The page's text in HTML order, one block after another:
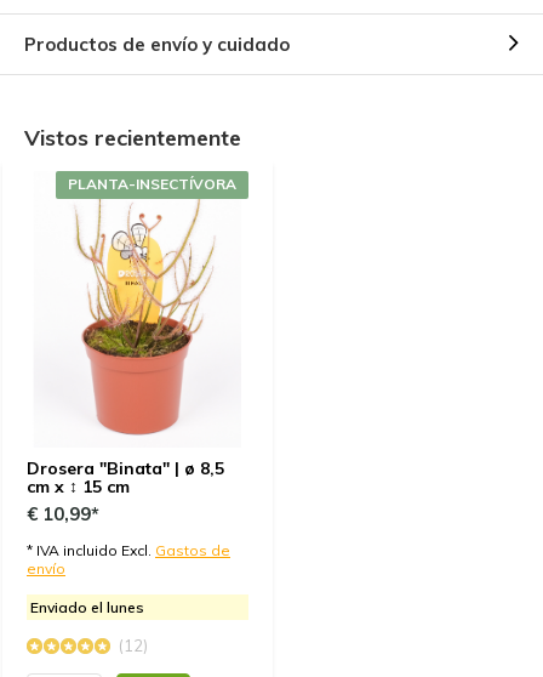
He does his job well
Por Jordi- 31-10-2023 19:39
5 / 5
All right! Now we are 1 more at home :)
San
- 06-04-2023 17:11
5 / 5
J'ai obtenu une belle plante en bonne santé !
Toujours de belles plantes, bien emballées
Productos de envío y cuidado
Vistos recientemente
Drosera "Binata" | ø 8,5
cm x ↕ 15 cm
PLANTA-INSECTÍVORA
€ 10,99*
* IVA incluido Excl. Gastos de
envío
Enviado el lunes
(12)